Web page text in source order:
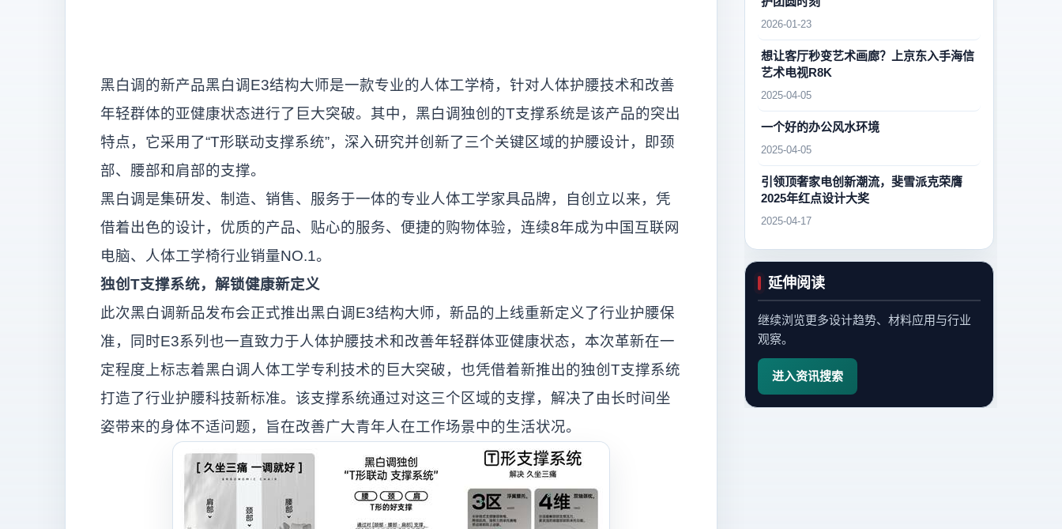
黑白调的新产品黑白调E3结构大师是一款专业的人体工学椅，针对人体护腰技术和改善
年轻群体的亚健康状态进行了巨大突破。其中，黑白调独创的T支撑系统是该产品的突出
特点，它采用了“T形联动支撑系统”，深入研究并创新了三个关键区域的护腰设计，即颈
部、腰部和肩部的支撑。
黑白调是集研发、制造、销售、服务于一体的专业人体工学家具品牌，自创立以来，凭
借着出色的设计，优质的产品、贴心的服务、便捷的购物体验，连续8年成为中国互联网
电脑、人体工学椅行业销量NO.1。
独创 T支撑系统，解锁健康新定义
此次黑白调新品发布会正式推出黑白调E3结构大师，新品的上线重新定义了行业护腰保
准，同时E3系列也一直致力于人体护腰技术和改善年轻群体亚健康状态，本次革新在一
定程度上标志着黑白调人体工学专利技术的巨大突破，也凭借着新推出的独创T支撑系统
打造了行业护腰科技新标准。该支撑系统通过对这三个区域的支撑，解决了由长时间坐
姿带来的身体不适问题，旨在改善广大青年人在工作场景中的生活状况。
2026-01-23
想让客厅秒变艺术画廊？上京东入手海信
艺术电视R8K
2025-04-05
一个好的办公风水环境
2025-04-05
引领顶奢家电创新潮流，斐雪派克荣膺
2025年红点设计大奖
2025-04-17
延伸阅读
继续浏览更多设计趋势、材料应用与行业
观察。
进入资讯搜索